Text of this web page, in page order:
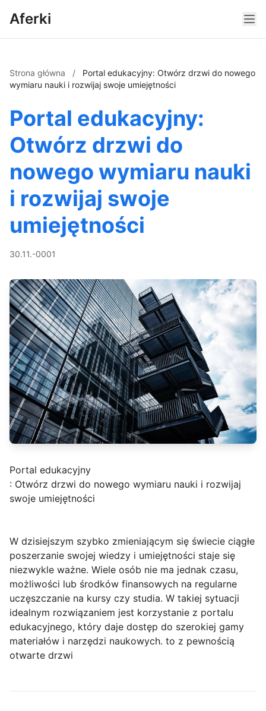
Aferki
Strona główna /
Portal edukacyjny: Otwórz drzwi do nowego
wymiaru nauki i rozwijaj swoje umiejętności
Portal edukacyjny:
Otwórz drzwi do
nowego wymiaru nauki
i rozwijaj swoje
umiejętności
30.11.-0001
Portal edukacyjny
: Otwórz drzwi do nowego wymiaru nauki i rozwijaj
swoje umiejętności
W dzisiejszym szybko zmieniającym się świecie ciągłe
poszerzanie swojej wiedzy i umiejętności staje się
niezwykle ważne. Wiele osób nie ma jednak czasu,
możliwości lub środków finansowych na regularne
uczęszczanie na kursy czy studia. W takiej sytuacji
idealnym rozwiązaniem jest korzystanie z portalu
edukacyjnego, który daje dostęp do szerokiej gamy
materiałów i narzędzi naukowych. to z pewnością
otwarte drzwi